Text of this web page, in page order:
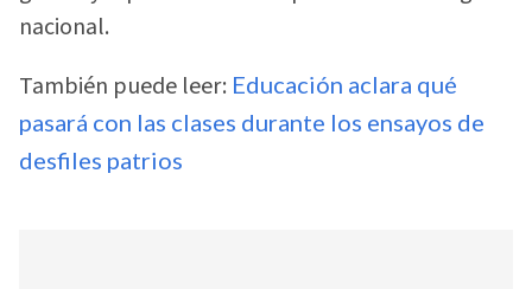
nacional.
También puede leer: Educación aclara qué
pasará con las clases durante los ensayos de
desfiles patrios